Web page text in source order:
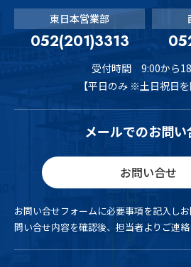
東日本営業部
052(201)3313
受付時間 9:00から
【平日のみ ※土日祝日を
メールでのお問い
お問い合せ
お問い合せフォームに必要事項を記入しお
問い合せ内容を確認後、担当者よりご連絡